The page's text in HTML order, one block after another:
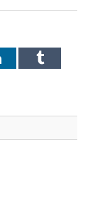
LinkedInTumblr